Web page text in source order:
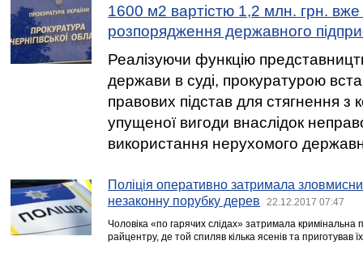
1600 м2 вартістю 1,2 млн. грн.
розпорядження державного
Реалізуючи функцію
держави в суді, прокуратурою
правових підстав для стягнення з
упущеної вигоди внаслідок
використання нерухомого
Поліція оперативно затримала
незаконну порубку дерев
22.12.2017 07:47
Чоловіка «по гарячих слідах» затримала кримінальна
райцентру, де той спиляв кілька ясенів та приготував